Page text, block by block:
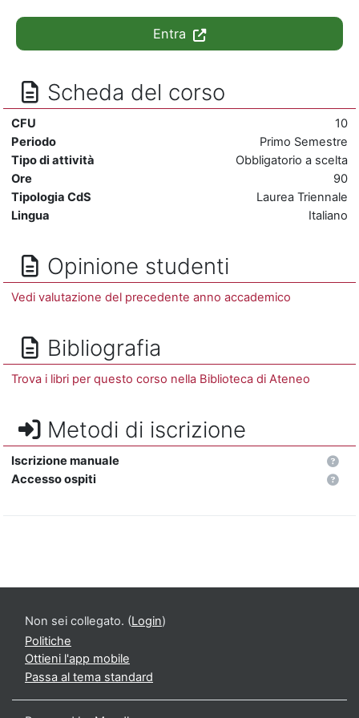
Entra
Scheda del corso
CFU
10
Periodo
Primo Semestre
Tipo di attività
Obbligatorio a scelta
Ore
90
Tipologia CdS
Laurea Triennale
Lingua
Italiano
Opinione studenti
Vedi valutazione del precedente anno accademico
Bibliografia
Trova i libri per questo corso nella Biblioteca di Ateneo
Metodi di iscrizione
Iscrizione manuale
Accesso ospiti
Non sei collegato. (Login)
Politiche
Ottieni l'app mobile
Passa al tema standard